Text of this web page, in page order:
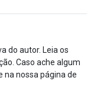
do autor. Leia os
Caso ache algum
na nossa página de